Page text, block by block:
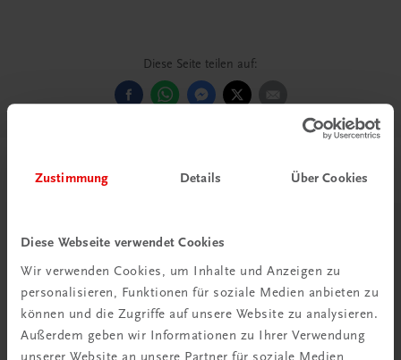
Zustimmung Details Über Cookies
Diese Webseite verwendet Cookies
Wir verwenden Cookies, um Inhalte und Anzeigen zu
personalisieren, Funktionen für soziale Medien anbieten zu
können und die Zugriffe auf unsere Website zu analysieren.
Außerdem geben wir Informationen zu Ihrer Verwendung
unserer Website an unsere Partner für soziale Medien,
Diese Seite teilen auf:
Passende Produkte